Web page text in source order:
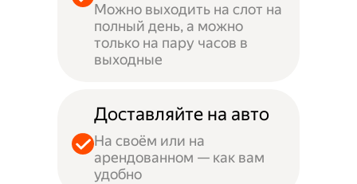
Можно выходить на слот на
полный день, а можно
только на пару часов в
выходные
Доставляйте на авто
На своём или на
арендованном — как вам
удобно